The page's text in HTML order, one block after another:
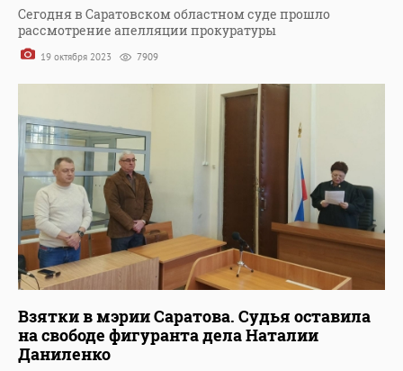
Сегодня в Саратовском областном суде прошло
рассмотрение апелляции прокуратуры
19 октября 2023 7909
Взятки в мэрии Саратова. Судья оставила
на свободе фигуранта дела Наталии
Даниленко